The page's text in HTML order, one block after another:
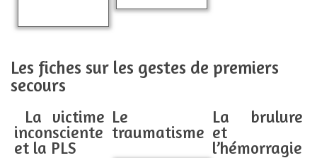
Les fiches sur les gestes de premiers
secours
La victime
inconsciente
et la PLS
Le
traumatisme
La brulure
et
l’hémorragie